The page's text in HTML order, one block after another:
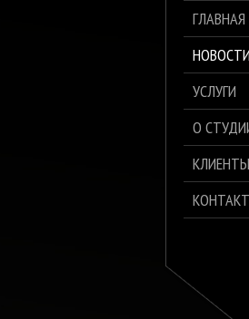
ГЛАВНАЯ
НОВОСТИ
УСЛУГИ
О
КЛИЕНТЫ